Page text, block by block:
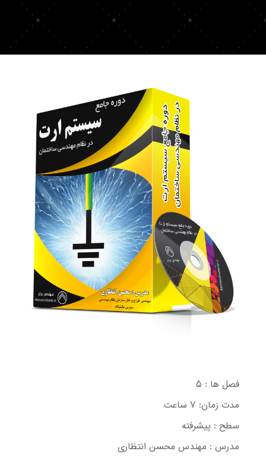
فصل ها : 5
مدت زمان: 7 ساعت
سطح : پیشرفته
مدرس : مهندس محسن انتظاری